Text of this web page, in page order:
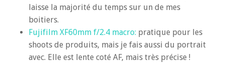
laisse la majorité du temps sur un de mes
boitiers.
Fujifilm XF60mm f/2.4 macro: pratique pour les
shoots de produits, mais je fais aussi du portrait
avec. Elle est lente coté AF, mais très précise !